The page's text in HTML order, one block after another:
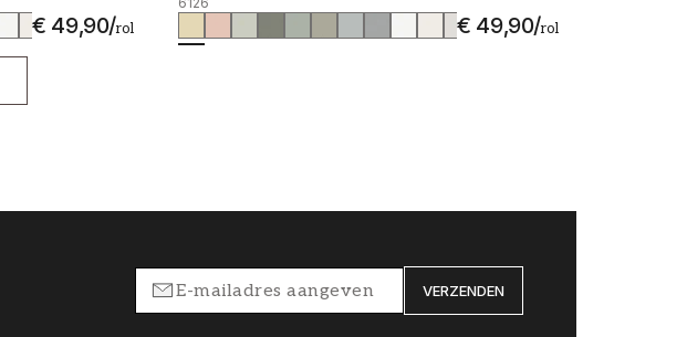
€ 49,90/rol € 49,90/rol
VERZENDEN